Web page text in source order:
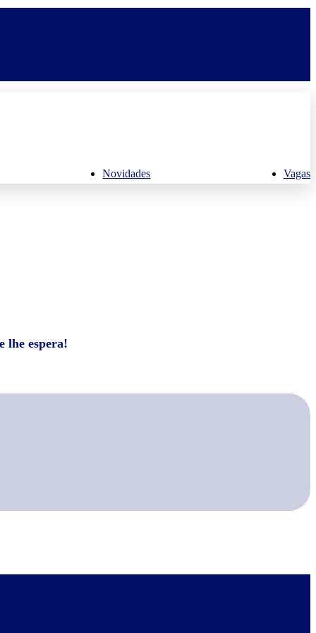
Novidades Vagas
lhe espera!